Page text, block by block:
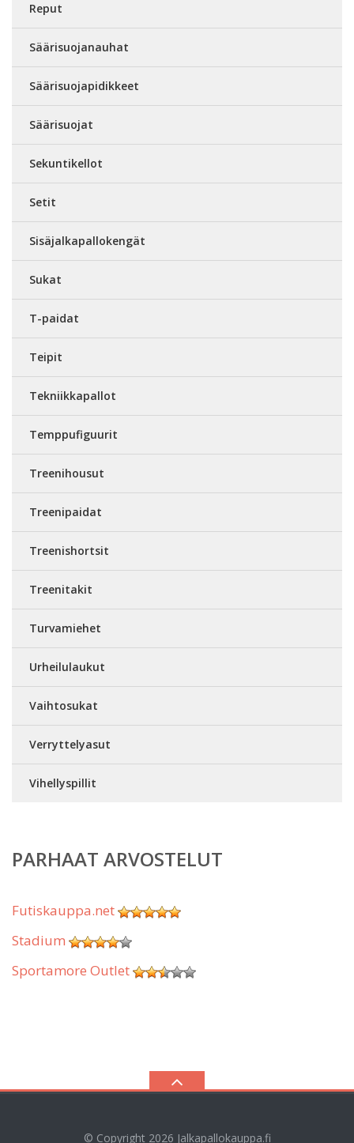
Reput
Säärisuojanauhat
Säärisuojapidikkeet
Säärisuojat
Sekuntikellot
Setit
Sisäjalkapallokengät
Sukat
T-paidat
Teipit
Tekniikkapallot
Temppufiguurit
Treenihousut
Treenipaidat
Treenishortsit
Treenitakit
Turvamiehet
Urheilulaukut
Vaihtosukat
Verryttelyasut
Vihellyspillit
PARHAAT ARVOSTELUT
Futiskauppa.net
Stadium
Sportamore Outlet
© Copyright 2026 Jalkapallokauppa.fi